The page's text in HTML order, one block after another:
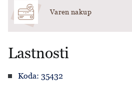
Varen nakup
Lastnosti
Koda: 35432